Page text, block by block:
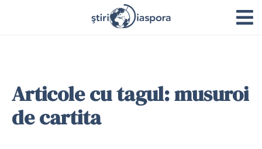
Articole cu tagul: musuroi
de cartita